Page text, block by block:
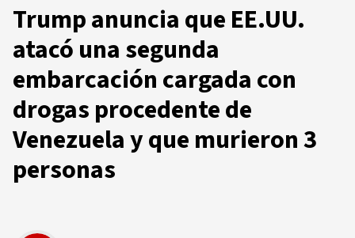
Trump anuncia que EE.UU.
atacó una segunda
embarcación cargada con
drogas procedente de
Venezuela y que murieron 3
personas